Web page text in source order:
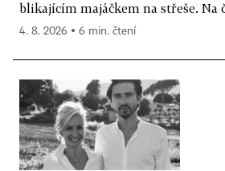
blikajícím majáčkem na střeše. Na
4. 8. 2026 ▪ 6 min. čtení